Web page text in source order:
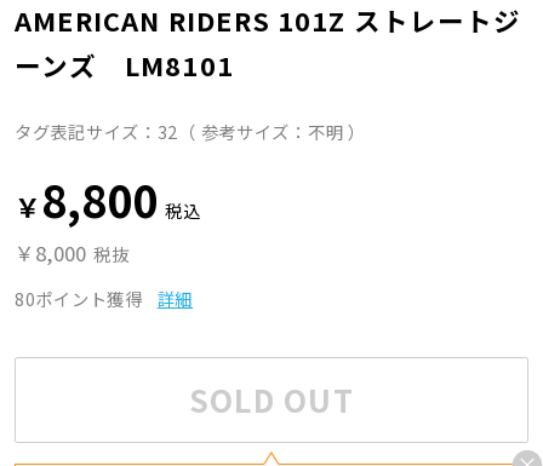
AMERICAN RIDERS 101Z ストレートジ
ーンズ LM8101
タグ表記サイズ：32（ 参考サイズ：不明 ）
￥8,800 税込
￥8,000 税抜
80ポイント獲得
詳細
SOLD OUT